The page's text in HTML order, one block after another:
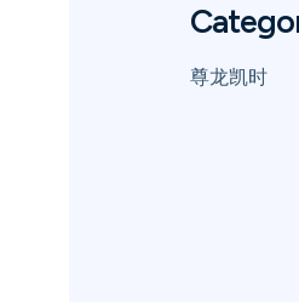
尊龙凯时